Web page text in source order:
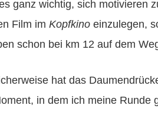
ganz wichtig, sich motivieren
Film im Kopfkino einzulegen,
schon bei km 12 auf dem
hat das
in dem ich meine Runde